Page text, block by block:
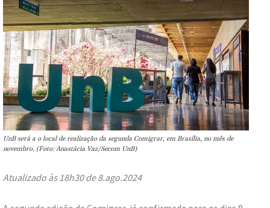
UnB será a o local de realização da segunda Comigrar, em Brasília, no mês de
novembro. (Foto: Anastácia Vaz/Secom UnB)
Atualizado às 18h30 de 8.ago.2024